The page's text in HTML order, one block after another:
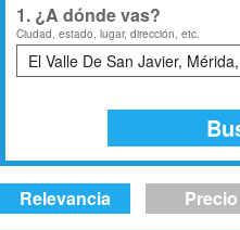
1. ¿A dónde vas?
Ciudad, estado, lugar, dirección, etc.
Relevancia Precio